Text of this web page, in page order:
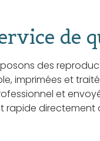
de
des
imprimées et
et
rapide directement